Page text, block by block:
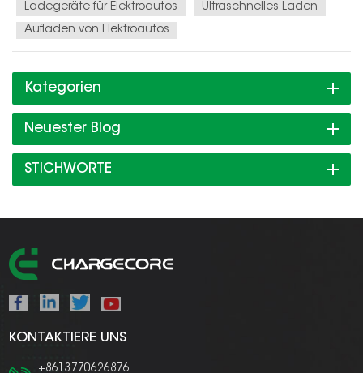
Ladegeräte für Elektroautos
Ultraschnelles Laden
Aufladen von Elektroautos
Kategorien
Neuester Blog
STICHWORTE
KONTAKTIERE UNS
+8613770626876